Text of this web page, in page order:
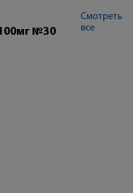
№30
Смотреть
все